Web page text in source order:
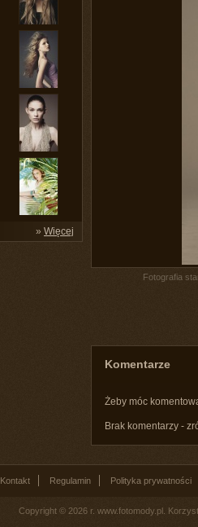
» Więcej
Fotografia
Komentarze
Żeby móc
Brak komentarzy -
Kontakt Regulamin Polityka prywatności
Copyright © 2026 r. www.fotomody.pl.